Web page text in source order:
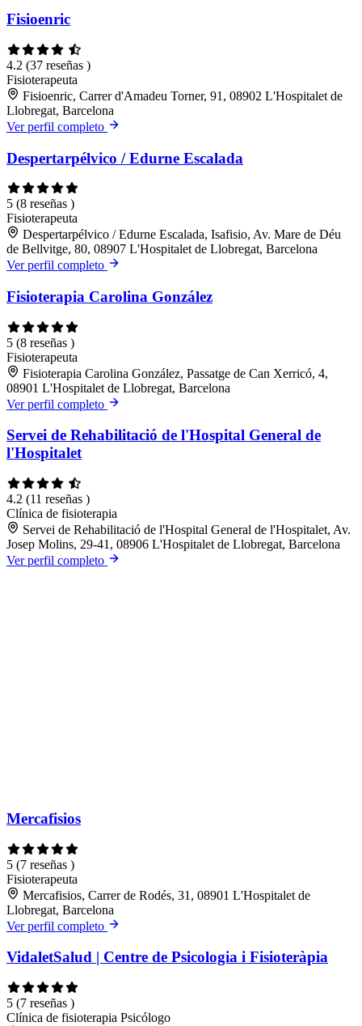
Fisioenric
4.2 (37 reseñas )
Fisioterapeuta
Fisioenric, Carrer d'Amadeu Torner, 91, 08902 L'Hospitalet de
Llobregat, Barcelona
Ver perfil completo
Despertarpélvico / Edurne Escalada
5 (8 reseñas )
Fisioterapeuta
Despertarpélvico / Edurne Escalada, Isafisio, Av. Mare de Déu
de Bellvitge, 80, 08907 L'Hospitalet de Llobregat, Barcelona
Ver perfil completo
Fisioterapia Carolina González
5 (8 reseñas )
Fisioterapeuta
Fisioterapia Carolina González, Passatge de Can Xerricó, 4,
08901 L'Hospitalet de Llobregat, Barcelona
Ver perfil completo
Servei de Rehabilitació de l'Hospital General de
l'Hospitalet
4.2 (11 reseñas )
Clínica de fisioterapia
Servei de Rehabilitació de l'Hospital General de l'Hospitalet, Av.
Josep Molins, 29-41, 08906 L'Hospitalet de Llobregat, Barcelona
Ver perfil completo
Mercafisios
5 (7 reseñas )
Fisioterapeuta
Mercafisios, Carrer de Rodés, 31, 08901 L'Hospitalet de
Llobregat, Barcelona
Ver perfil completo
VidaletSalud | Centre de Psicologia i Fisioteràpia
5 (7 reseñas )
Clínica de fisioterapia Psicólogo